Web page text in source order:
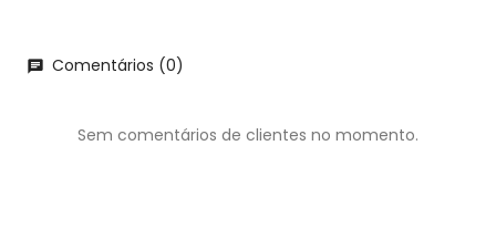
chat Comentários (0)
Sem comentários de clientes no momento.